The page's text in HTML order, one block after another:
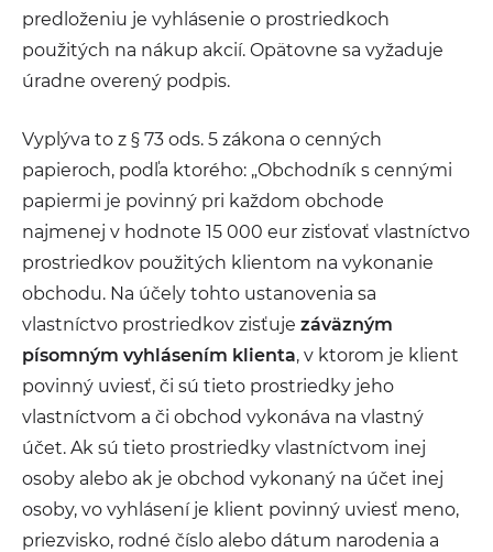
predloženiu je vyhlásenie o prostriedkoch
použitých na nákup akcií. Opätovne sa vyžaduje
úradne overený podpis.
Vyplýva to z § 73 ods. 5 zákona o cenných
papieroch, podľa ktorého: „Obchodník s cennými
papiermi je povinný pri každom obchode
najmenej v hodnote 15 000 eur zisťovať vlastníctvo
prostriedkov použitých klientom na vykonanie
obchodu. Na účely tohto ustanovenia sa
vlastníctvo prostriedkov zisťuje záväzným
písomným vyhlásením klienta, v ktorom je klient
povinný uviesť, či sú tieto prostriedky jeho
vlastníctvom a či obchod vykonáva na vlastný
účet. Ak sú tieto prostriedky vlastníctvom inej
osoby alebo ak je obchod vykonaný na účet inej
osoby, vo vyhlásení je klient povinný uviesť meno,
priezvisko, rodné číslo alebo dátum narodenia a